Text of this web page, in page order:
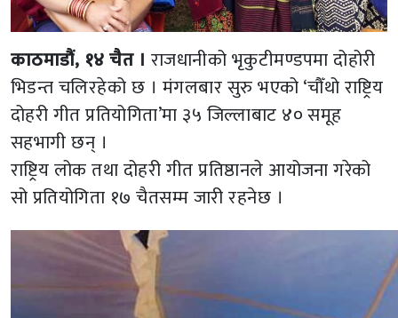
काठमाडौं, १४ चैत । राजधानीको भृकुटीमण्डपमा दोहोरी
भिडन्त चलिरहेको छ । मंगलबार सुरु भएको ‘चौँथो राष्ट्रिय
दोहरी गीत प्रतियोगिता’मा ३५ जिल्लाबाट ४० समूह
सहभागी छन् ।
राष्ट्रिय लोक तथा दोहरी गीत प्रतिष्ठानले आयोजना गरेको
सो प्रतियोगिता १७ चैतसम्म जारी रहनेछ ।